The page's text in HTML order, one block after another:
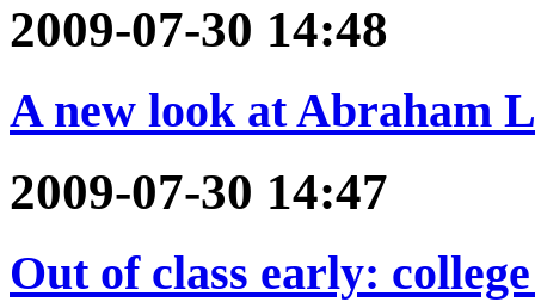
2009-07-30 14:48
A new look at Abraham
2009-07-30 14:47
Out of class early: